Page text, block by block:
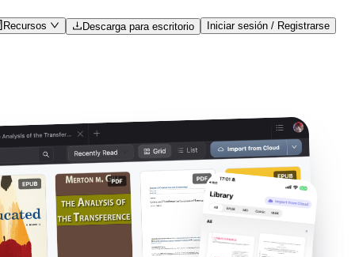
Recursos Descarga para escritorio Iniciar sesión / Registrarse